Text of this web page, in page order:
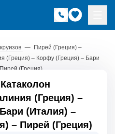
— Пирей (Греция) –
(Греция) – Корфу (Греция) – Бари
(Греция)
Катаколон
(Греция) –
Бари (Италия) –
– Пирей (Греция)